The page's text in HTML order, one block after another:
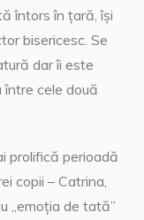
întors în țară, își
bisericesc. Se
dar îi este
între cele două
prolifică perioadă
copii – Catrina,
„emoția de tată”